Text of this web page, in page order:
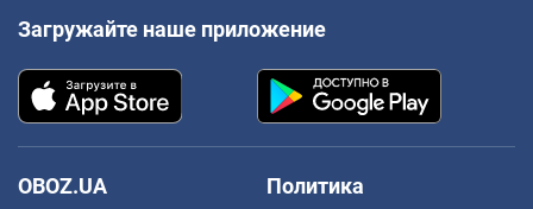
Загружайте наше приложение
OBOZ.UA
Политика